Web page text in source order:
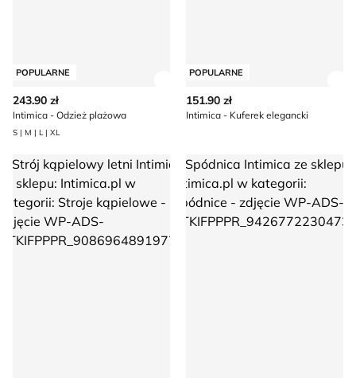
POPULARNE
243.90 zł
Intimica - Odzież plażowa
S | M | L | XL
POPULARNE
151.90 zł
Intimica - Kuferek elegancki
kąpielowy letni Intimica Spódnica Intimica